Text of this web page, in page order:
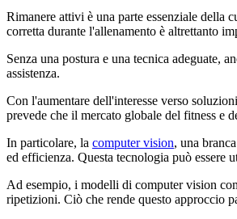
Rimanere attivi è una parte essenziale della
corretta durante l'allenamento è altrettanto
Senza una postura e una tecnica adeguate,
assistenza.
Con l'aumentare dell'interesse verso
prevede che il mercato globale del fitness e
In particolare, la computer vision, una
ed efficienza. Questa tecnologia può
Ad esempio, i modelli di computer vision
ripetizioni. Ciò che rende questo approccio